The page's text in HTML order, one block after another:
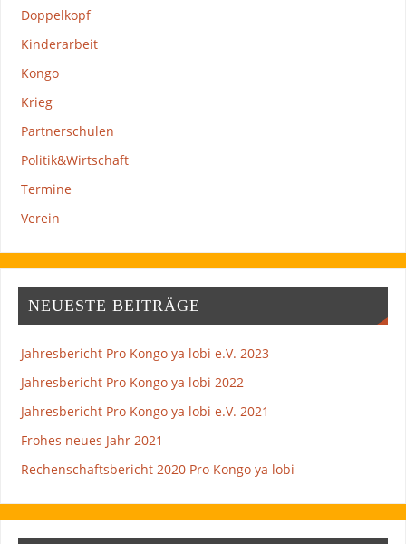
Doppelkopf
Kinderarbeit
Kongo
Krieg
Partnerschulen
Politik&Wirtschaft
Termine
Verein
NEUESTE BEITRÄGE
Jahresbericht Pro Kongo ya lobi e.V. 2023
Jahresbericht Pro Kongo ya lobi 2022
Jahresbericht Pro Kongo ya lobi e.V. 2021
Frohes neues Jahr 2021
Rechenschaftsbericht 2020 Pro Kongo ya lobi